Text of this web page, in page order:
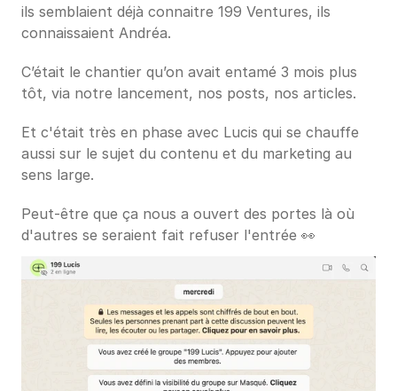
ils semblaient déjà connaitre 199 Ventures, ils
connaissaient Andréa.
C’était le chantier qu’on avait entamé 3 mois plus
tôt, via notre lancement, nos posts, nos articles.
Et c'était très en phase avec Lucis qui se chauffe
aussi sur le sujet du contenu et du marketing au
sens large.
Peut-être que ça nous a ouvert des portes là où
d'autres se seraient fait refuser l'entrée 👀